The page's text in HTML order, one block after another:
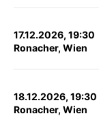
17.12.2026, 19:30
Ronacher, Wien
18.12.2026, 19:30
Ronacher, Wien